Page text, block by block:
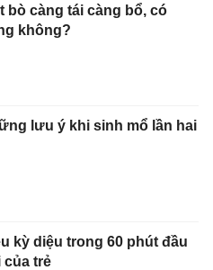
bò càng tái càng bổ, có
không?
lưu ý khi sinh mổ lần hai
kỳ diệu trong 60 phút đầu
của trẻ